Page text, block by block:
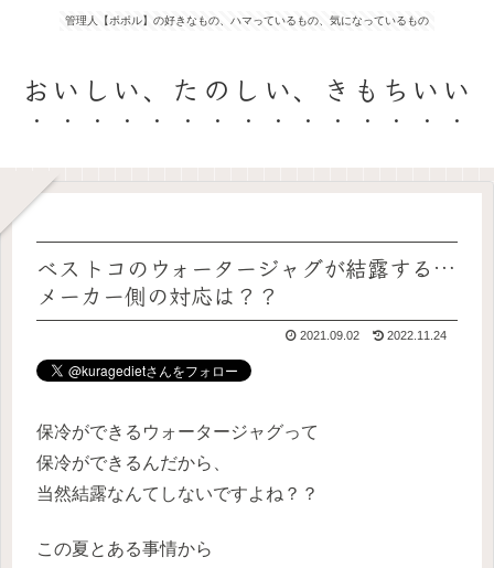
管理人【ポポル】の好きなもの、ハマっているもの、気になっているもの
おいしい、たのしい、きもちいい
ベストコのウォータージャグが結露する…
メーカー側の対応は？？
2021.09.02 2022.11.24
保冷ができるウォータージャグって
保冷ができるんだから、
当然結露なんてしないですよね？？
この夏とある事情から